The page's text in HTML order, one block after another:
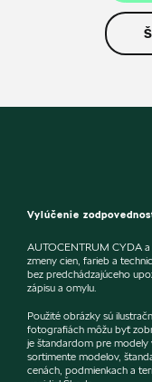
Vylúčenie
AUTOCENTRUM CYDA
zmeny cien, farieb a
bez predchádzajúceho
zápisu a omylu.
Použité obrázky sú
fotografiách môžu byť
je štandardom pre modely
sortimente modelov,
cenách, podmienkach a